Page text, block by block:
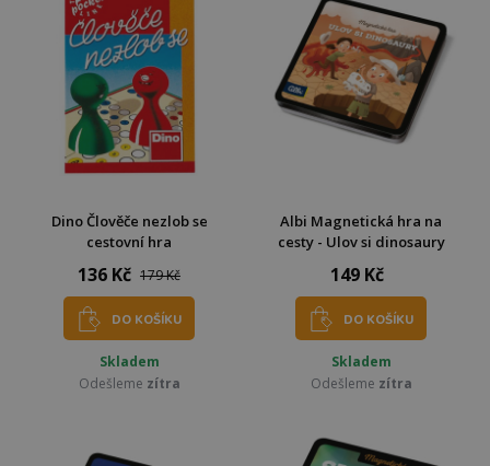
Dino Člověče nezlob se
cestovní hra
136 Kč 179 Kč
DO KOŠÍKU
Skladem
Odešleme zítra
Albi Magnetická hra na
cesty - Ulov si dinosaury
149 Kč
DO KOŠÍKU
Skladem
Odešleme zítra